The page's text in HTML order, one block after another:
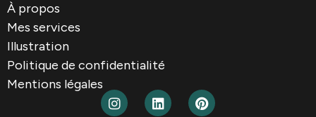
À propos
Mes services
Illustration
Politique de confidentialité
Mentions légales